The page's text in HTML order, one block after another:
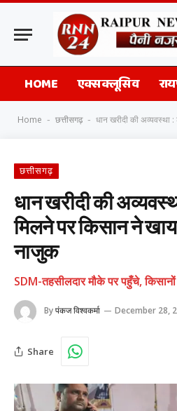
HOME एक्सक्लूसिव
Home - छत्तीसगढ़ - धान खरीदी की अव्यवस्था : टोकन
छत्तीसगढ़
धान खरीदी की
मिलने पर किसान ने
नाजुक
SDM-तहसीलदार मौके पर पहुँचे,
Byपंकज विश्वकर्मा December 28,
Share